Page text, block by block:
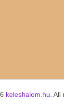
keleshalom.hu .